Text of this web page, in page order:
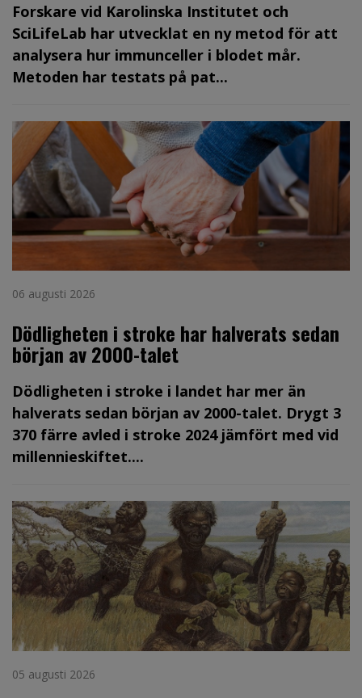
Forskare vid Karolinska Institutet och
SciLifeLab har utvecklat en ny metod för att
analysera hur immunceller i blodet mår.
Metoden har testats på pat...
06 augusti 2026
Dödligheten i stroke har halverats sedan
början av 2000-talet
Dödligheten i stroke i landet har mer än
halverats sedan början av 2000-talet. Drygt 3
370 färre avled i stroke 2024 jämfört med vid
millennieskiftet....
05 augusti 2026